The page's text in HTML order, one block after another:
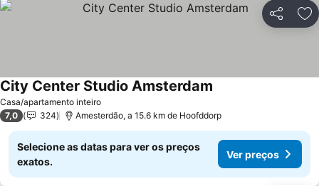
Partilhar
Casa/apartamento inteiro
City Center Studio Amsterdam
7,0 324 Amesterdão, a 15.6 km de Hoofddorp
Selecione as datas para ver os preços
exatos.
Ver preços